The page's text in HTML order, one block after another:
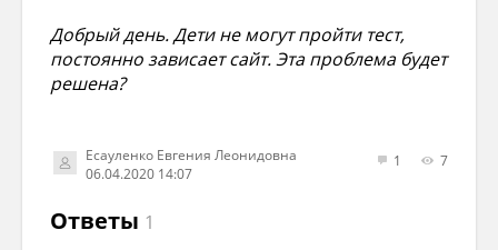
Добрый день. Дети не могут пройти тест,
постоянно зависает сайт. Эта проблема будет
решена?
Есауленко Евгения Леонидовна
06.04.2020 14:07
1 7
Ответы 1